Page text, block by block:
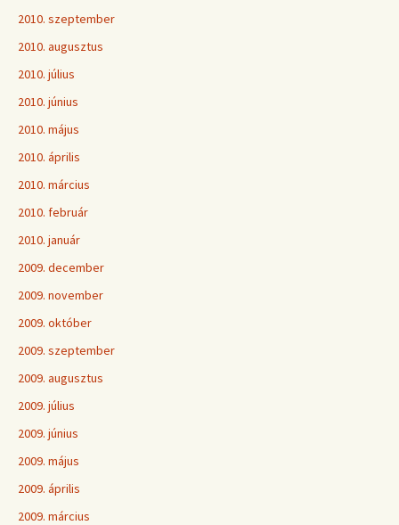
2010. szeptember
2010. augusztus
2010. július
2010. június
2010. május
2010. április
2010. március
2010. február
2010. január
2009. december
2009. november
2009. október
2009. szeptember
2009. augusztus
2009. július
2009. június
2009. május
2009. április
2009. március